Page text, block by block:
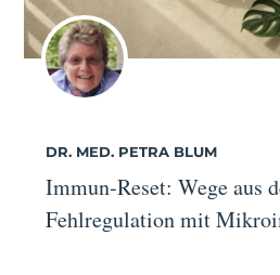
DR. MED. PETRA BLUM
Immun-Reset: Wege aus
Fehlregulation mit